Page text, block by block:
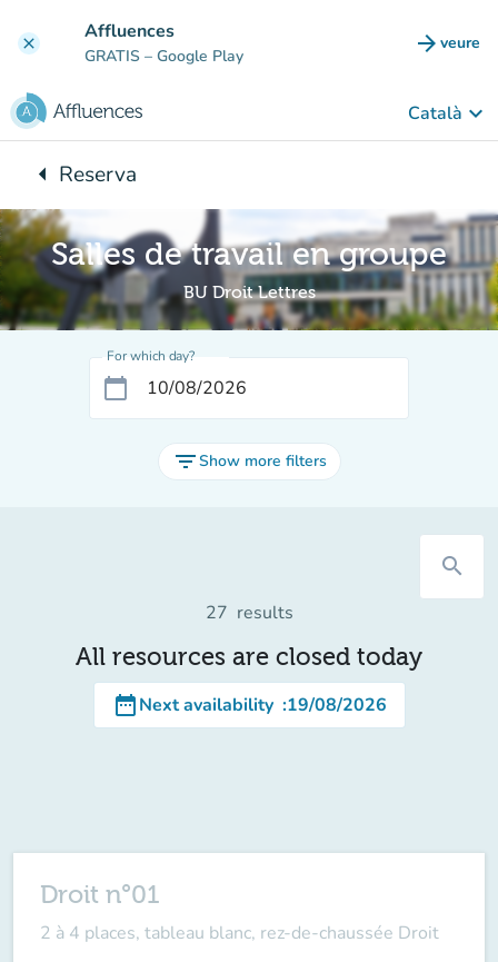
clear Affluences
GRATIS – Google Play arrow_forward veure
(new
Català keyboard_arrow_down
arrow_leftBack to:
Reserva
Salles de travail en groupe
BU Droit Lettres
For which day?
calendar_today
filter_listShow more filters
search
27 results
All resources are closed today
date_rangeNext availability :19/08/2026
Droit n°01
2 à 4 places, tableau blanc, rez-de-chaussée Droit